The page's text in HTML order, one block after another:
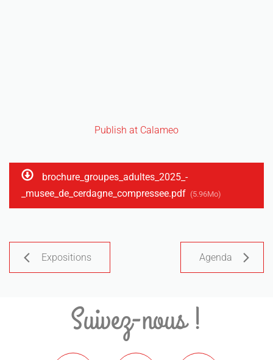
Publish at Calameo
brochure_groupes_adultes_2025_-
_musee_de_cerdagne_compressee.pdf (5.96Mo)
Expositions Agenda
Suivez-nous !